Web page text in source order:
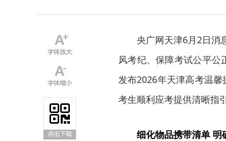
央广网天津6月2日消
风考纪、保障考试公平
发布2026年天津高考温
考生顺利应考提供清晰指引
细化物品携带清单 明